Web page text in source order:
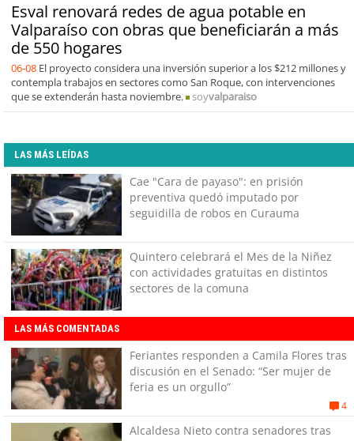
Esval renovará redes de agua potable en
Valparaíso con obras que beneficiarán a más
de 550 hogares
06-08 El proyecto considera una inversión superior a los $212 millones y
contempla trabajos en sectores como San Roque, con intervenciones
que se extenderán hasta noviembre.
soyvalparaiso
LAS MÁS LEÍDAS
Cae "Cara de payaso": en prisión
preventiva quedó imputado por
seguidilla de robos en Curauma
Quintero celebrará el Mes de la Niñez
con actividades gratuitas en distintos
sectores de la comuna
LAS MÁS COMENTADAS
Feriantes responden a Camila Flores tras
discusión en el Senado: “Ser mujer de
feria es un orgullo”
4
Alcaldesa Nieto contra senadores tras